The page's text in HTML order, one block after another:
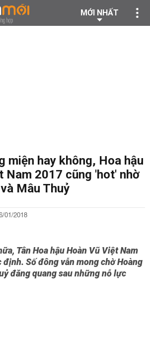
MỚI NHẤT
miện hay không, Hoa hậu
Nam 2017 cũng 'hot' nhờ
Mâu Thuỷ
01/2018
Tân Hoa hậu Hoàn Vũ Việt Nam
Số đông vẫn mong chờ Hoàng
đăng quang sau những nỗ lực